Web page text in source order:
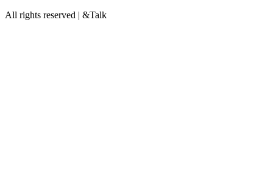
All rights reserved | &Talk